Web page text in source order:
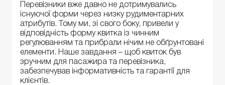
Перевізники вже давно не дотримувались
існуючої форми через низку рудиментарних
атрибутів. Тому ми, зі свого боку, привели у
відповідність форму квитка із чинним
регулюванням та прибрали нічим не обґрунтовані
елементи. Наше завдання – щоб квиток був
зручним для пасажира та перевізника,
забезпечував інформативність та гарантії для
клієнтів.